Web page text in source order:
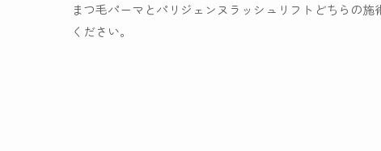
まつ毛パーマとパリジェンヌラッシュリフトどちらの
ください。